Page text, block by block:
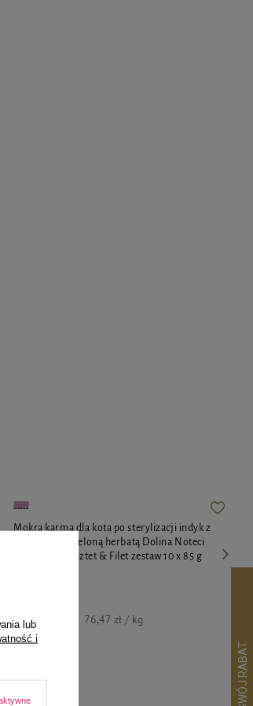
Mokra karma dla kota po sterylizacji indyk z
przepiórką i zieloną herbatą Dolina Noteci
Superfood Pasztet & Filet zestaw 10 x 85 g
65,00 zł 76,47 zł / kg
lub
i